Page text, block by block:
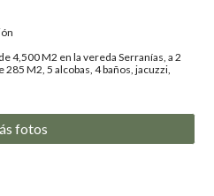
4,500 M2 en la vereda Serranías, a 2
M2, 5 alcobas, 4 baños, jacuzzi,
fotos